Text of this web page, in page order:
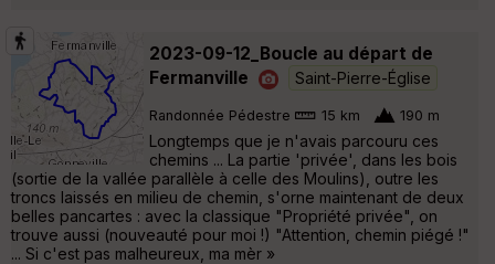
2023-09-12_Boucle au départ de
Fermanville
Saint-Pierre-Église
Randonnée Pédestre 15 km 190 m
Longtemps que je n'avais parcouru ces
chemins ... La partie 'privée', dans les bois
(sortie de la vallée parallèle à celle des Moulins), outre les
troncs laissés en milieu de chemin, s'orne maintenant de deux
belles pancartes : avec la classique "Propriété privée", on
trouve aussi (nouveauté pour moi !) "Attention, chemin piégé !"
... Si c'est pas malheureux, ma mèr »